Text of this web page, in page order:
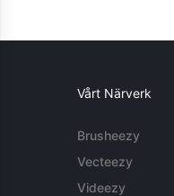
Vårt Närverk
Brusheezy
Vecteezy
Videezy